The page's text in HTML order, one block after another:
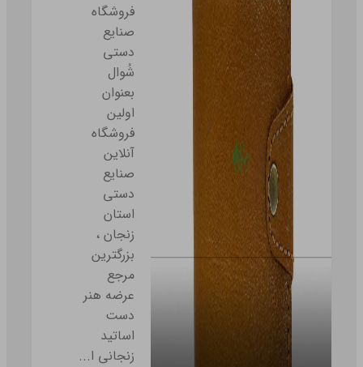
فروشگاه
صنایع
دستی
شُوال
بعنوان
اولین
فروشگاه
آنلاین
صنایع
دستی
استان
زنجان ،
بزرگترین
مرجع
عرضه هنر
دست
اساتید
زنجانی ا...